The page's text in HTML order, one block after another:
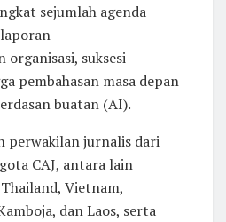
sejumlah agenda
organisasi, suksesi
pembahasan masa depan
buatan (AI).
perwakilan jurnalis dari
CAJ, antara lain
Vietnam,
dan Laos, serta